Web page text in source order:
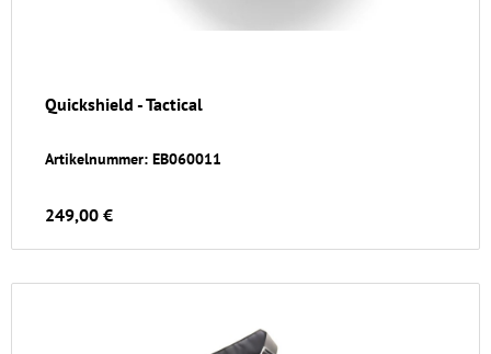
Quickshield - Tactical
Artikelnummer: EB060011
249,00 €